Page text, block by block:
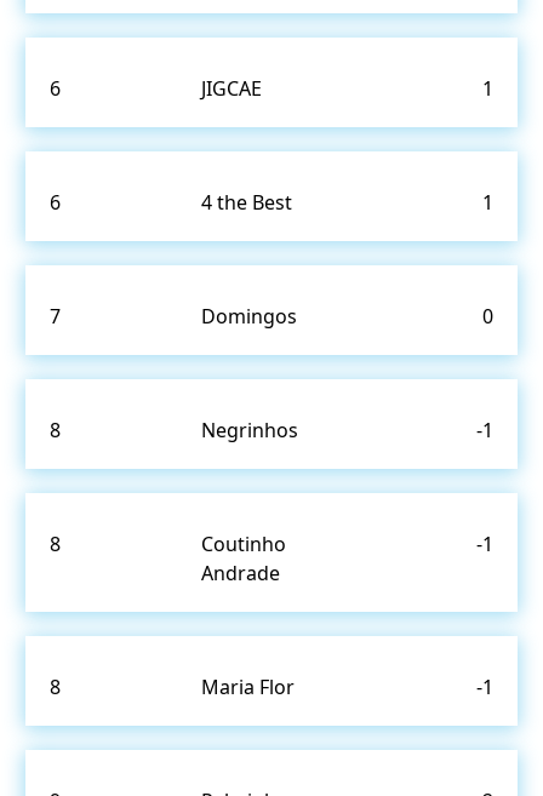
6 JIGCAE 1
6 4 the Best 1
7 Domingos 0
8 Negrinhos -1
8
Coutinho
Andrade
-1
8 Maria Flor -1